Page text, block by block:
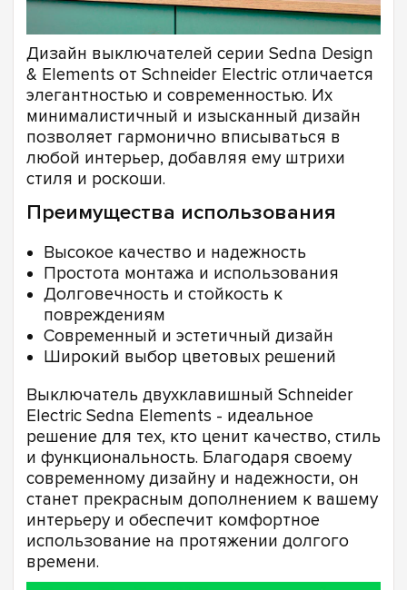
Дизайн выключателей серии Sedna Design
& Elements от Schneider Electric отличается
элегантностью и современностью. Их
минималистичный и изысканный дизайн
позволяет гармонично вписываться в
любой интерьер, добавляя ему штрихи
стиля и роскоши.
Преимущества использования
Высокое качество и надежность
Простота монтажа и использования
Долговечность и стойкость к
повреждениям
Современный и эстетичный дизайн
Широкий выбор цветовых решений
Выключатель двухклавишный Schneider
Electric Sedna Elements - идеальное
решение для тех, кто ценит качество, стиль
и функциональность. Благодаря своему
современному дизайну и надежности, он
станет прекрасным дополнением к вашему
интерьеру и обеспечит комфортное
использование на протяжении долгого
времени.